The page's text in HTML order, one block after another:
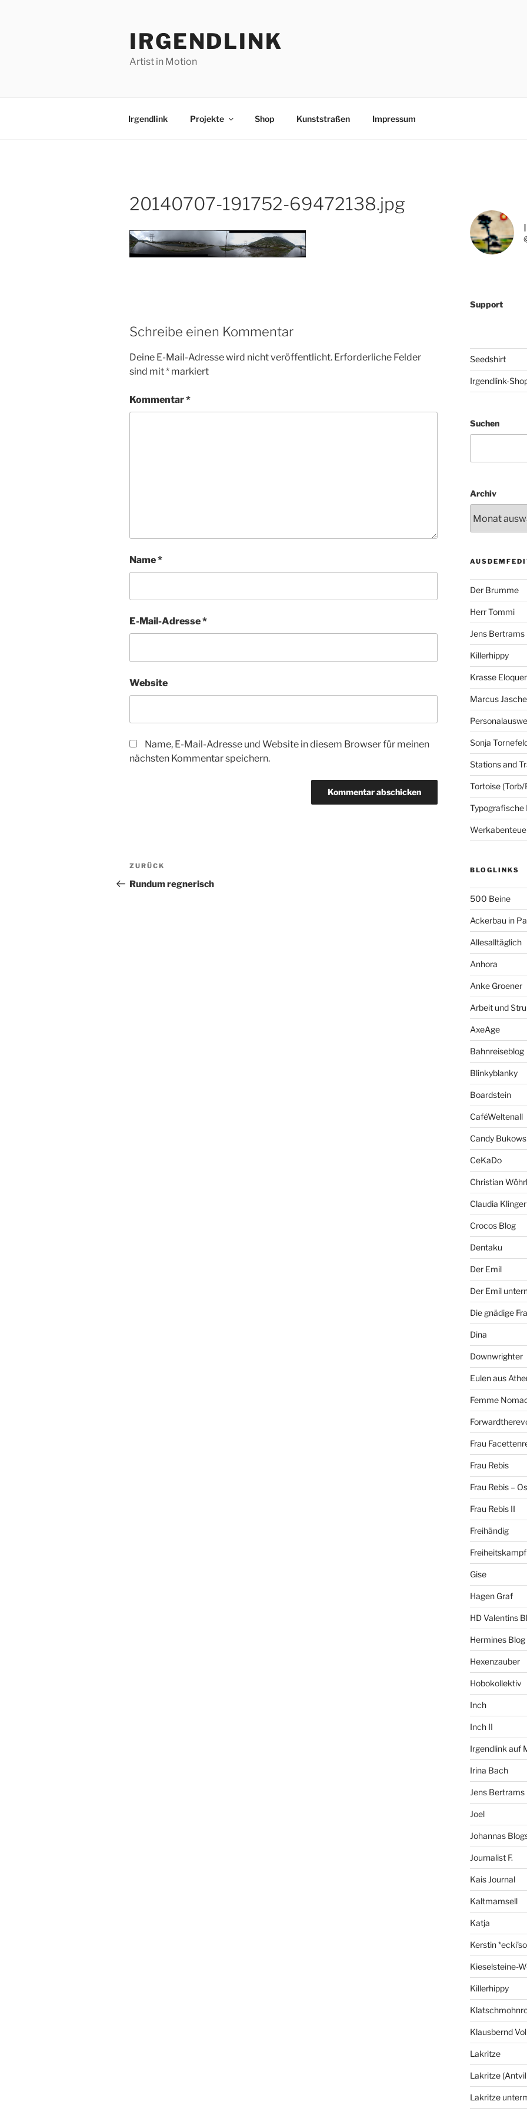
IRGENDLINK
Artist in Motion
Irgendlink Projekte Shop Kunststraßen Impressum
20140707-191752-69472138.jpg
Schreibe einen Kommentar
Deine E-Mail-Adresse wird nicht veröffentlicht. Erforderliche Felder
sind mit* markiert
Kommentar*
Name*
E-Mail-Adresse*
Website
Name, E-Mail-Adresse und Website in diesem Browser für meinen
nächsten Kommentar speichern.
Beitragsnavigation
Vorheriger
Beitrag
ZURÜCK
Rundum regnerisch
Support
Seedshirt
Irgendlink-
Suchen
Archiv
Der Brumme
Herr Tommi
Jens Bertrams
Killerhippy
Krasse
Marcus
Sonja
Stations and
Tortoise (Torb/
Typografische
BLOGLINKS
500 Beine
Ackerbau in
Allesalltäglich
Anhora
Anke Groener
Arbeit und
AxeAge
Bahnreiseblog
Blinkyblanky
Boardstein
CaféWeltenall
Candy
CeKaDo
Christian Wöhrl
Claudia Klinger
Crocos Blog
Dentaku
Der Emil
Der Emil
Die gnädige
Dina
Downwrighter
Eulen aus
Femme
Frau
Frau Rebis
Frau Rebis –
Frau Rebis II
Freihändig
Freiheitskampf
Gise
Hagen Graf
HD Valentins
Hermines Blog
Hexenzauber
Hobokollektiv
Inch
Inch II
Irgendlink auf
Irina Bach
Jens Bertrams
Joel
Johannas
Journalist F.
Kais Journal
Kaltmamsell
Katja
Kerstin
Kieselsteine-
Killerhippy
Klausbernd
Lakritze
Lakritze
Lakritze